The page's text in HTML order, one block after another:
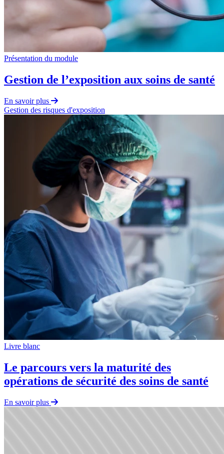
Présentation du module
Gestion de l’exposition aux soins de santé
En savoir plus
Gestion des risques d'exposition
Livre blanc
Le parcours vers la maturité des
opérations de sécurité des soins de santé
En savoir plus